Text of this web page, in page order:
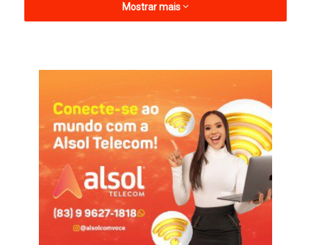
As cirurgias eletivas realizadas foram de hernioplasia
(procedimento cirúrgico recomendado para tratamento da
hérnia), histerectomia (remoção do útero) além de cirurgias
ortopédicas de correção de fratura de fêmur, de radio, de
maléolo, de supracondiliana (tratamento cirúrgico de fraturas
supracondilianas do úmero) e de transtocateriana
(procedimento cirúrgico para tratar fraturas do fêmur proximal
Mostrar mais